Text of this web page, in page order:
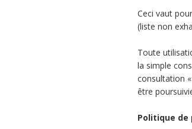
Ceci vaut
(liste non
Toute
la simple
consultation
être
Politique de